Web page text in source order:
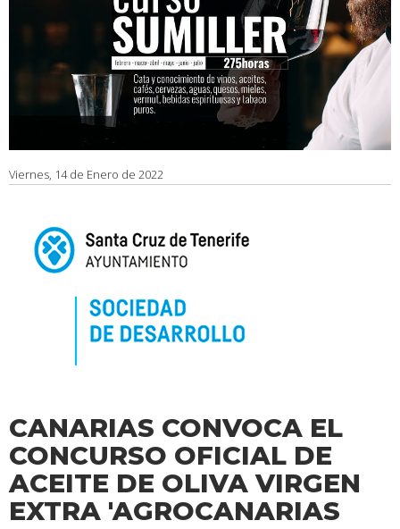
Viernes, 14 de Enero de 2022
CANARIAS CONVOCA EL
CONCURSO OFICIAL DE
ACEITE DE OLIVA VIRGEN
EXTRA 'AGROCANARIAS